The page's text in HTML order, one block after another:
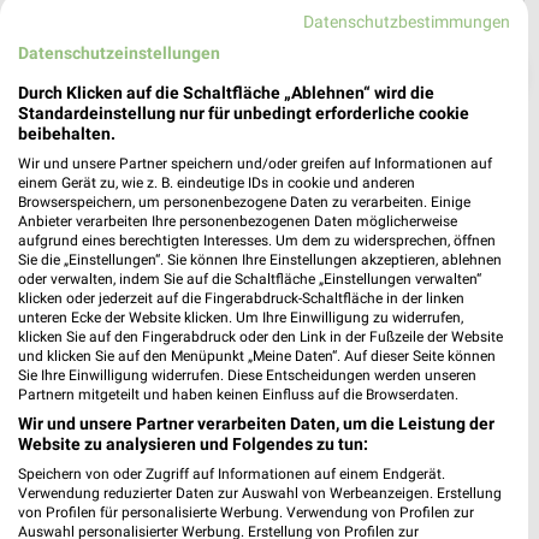
NKD Prospekt für Bad Fallingbostel ab
Mo. den 03.08.
Herbstliche Deko-Woche
Gültig von 03. Aug. bis 01. Sep.
📅 Kalendereintrag erstellen
Datenschutzbestimmungen
Datenschutzeinstellungen
Durch Klicken auf die Schaltfläche „Ablehnen“ wird die
Standardeinstellung nur für unbedingt erforderliche cookie
beibehalten.
Wir und unsere Partner speichern und/oder greifen auf Informationen auf
einem Gerät zu, wie z. B. eindeutige IDs in cookie und anderen
Browserspeichern, um personenbezogene Daten zu verarbeiten. Einige
Anbieter verarbeiten Ihre personenbezogenen Daten möglicherweise
aufgrund eines berechtigten Interesses. Um dem zu widersprechen, öffnen
Sie die „Einstellungen“. Sie können Ihre Einstellungen akzeptieren, ablehnen
oder verwalten, indem Sie auf die Schaltfläche „Einstellungen verwalten“
klicken oder jederzeit auf die Fingerabdruck-Schaltfläche in der linken
unteren Ecke der Website klicken. Um Ihre Einwilligung zu widerrufen,
klicken Sie auf den Fingerabdruck oder den Link in der Fußzeile der Website
und klicken Sie auf den Menüpunkt „Meine Daten“. Auf dieser Seite können
Sie Ihre Einwilligung widerrufen. Diese Entscheidungen werden unseren
Partnern mitgeteilt und haben keinen Einfluss auf die Browserdaten.
Wir und unsere Partner verarbeiten Daten, um die Leistung der
Website zu analysieren und Folgendes zu tun:
Speichern von oder Zugriff auf Informationen auf einem Endgerät.
Verwendung reduzierter Daten zur Auswahl von Werbeanzeigen. Erstellung
von Profilen für personalisierte Werbung. Verwendung von Profilen zur
Auswahl personalisierter Werbung. Erstellung von Profilen zur